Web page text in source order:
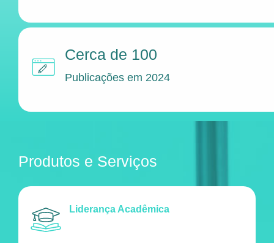
Cerca de 100
Publicações em 2024
Produtos e Serviços
Liderança Acadêmica